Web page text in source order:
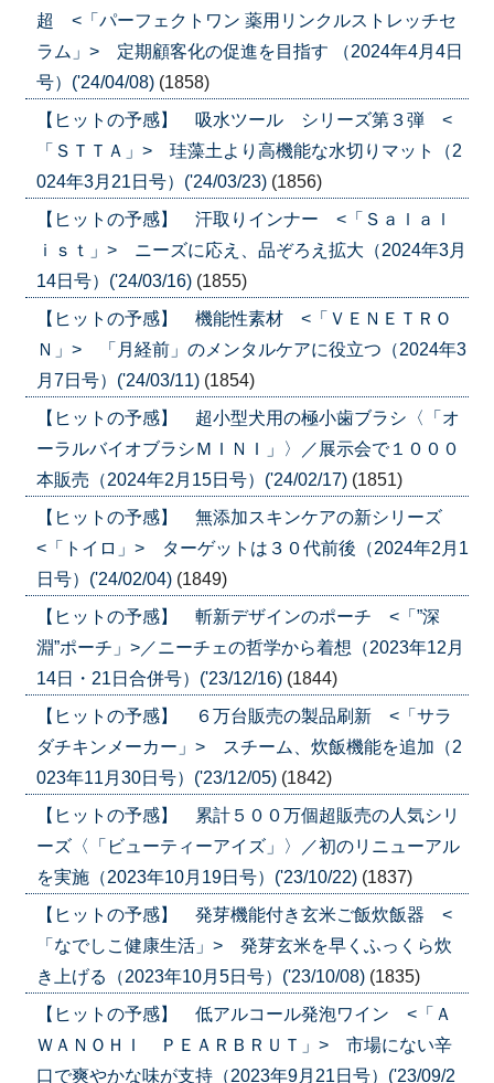
超 <「パーフェクトワン 薬用リンクルストレッチセ
ラム」> 定期顧客化の促進を目指す （2024年4月4日
号）('24/04/08) (1858)
【ヒットの予感】 吸水ツール シリーズ第３弾 <
「ＳＴＴＡ」> 珪藻土より高機能な水切りマット（2
024年3月21日号）('24/03/23) (1856)
【ヒットの予感】 汗取りインナー <「Ｓａｌａｌ
ｉｓｔ」> ニーズに応え、品ぞろえ拡大（2024年3月
14日号）('24/03/16) (1855)
【ヒットの予感】 機能性素材 <「ＶＥＮＥＴＲＯ
Ｎ」> 「月経前」のメンタルケアに役立つ（2024年3
月7日号）('24/03/11) (1854)
【ヒットの予感】 超小型犬用の極小歯ブラシ〈「オ
ーラルバイオブラシＭＩＮＩ」〉／展示会で１０００
本販売（2024年2月15日号）('24/02/17) (1851)
【ヒットの予感】 無添加スキンケアの新シリーズ
<「トイロ」> ターゲットは３０代前後（2024年2月1
日号）('24/02/04) (1849)
【ヒットの予感】 斬新デザインのポーチ <「”深
淵”ポーチ」>／ニーチェの哲学から着想（2023年12月
14日・21日合併号）('23/12/16) (1844)
【ヒットの予感】 ６万台販売の製品刷新 <「サラ
ダチキンメーカー」> スチーム、炊飯機能を追加（2
023年11月30日号）('23/12/05) (1842)
【ヒットの予感】 累計５００万個超販売の人気シリ
ーズ〈「ビューティーアイズ」〉／初のリニューアル
を実施（2023年10月19日号）('23/10/22) (1837)
【ヒットの予感】 発芽機能付き玄米ご飯炊飯器 <
「なでしこ健康生活」> 発芽玄米を早くふっくら炊
き上げる（2023年10月5日号）('23/10/08) (1835)
【ヒットの予感】 低アルコール発泡ワイン <「Ａ
ＷＡＮＯＨＩ ＰＥＡＲＢＲＵＴ」> 市場にない辛
口で爽やかな味が支持（2023年9月21日号）('23/09/2